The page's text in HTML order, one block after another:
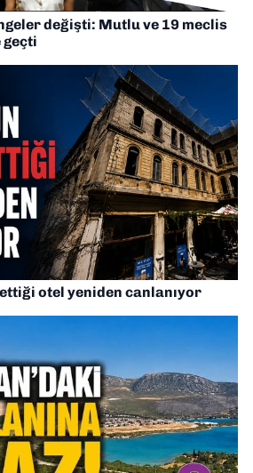
değişti: Mutlu ve 19 meclis
geçti
otel yeniden canlanıyor